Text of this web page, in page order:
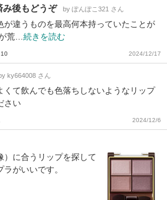
み後もどうぞ by ぽんぽこ321 さん
が違うものを最高何本持っていたことが
荒… 続きを読む
10 2024/12/17
ky664008 さん
くて飲んでも色落ちしないようなリップ
さい
2024/12/6
）に合うリップを探して
がいいです。